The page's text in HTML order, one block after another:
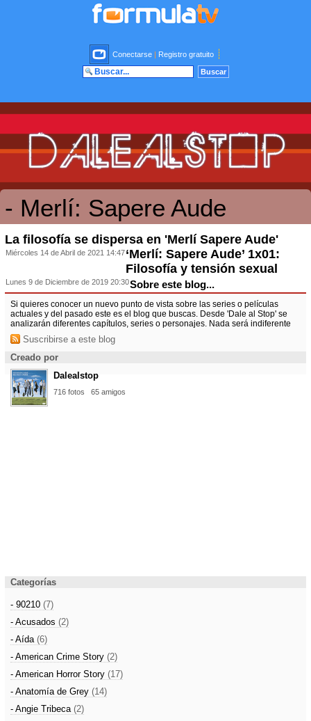
Conectarse | Registro gratuito
- Merlí: Sapere Aude
La filosofía se dispersa en 'Merlí Sapere Aude'
Miércoles 14 de Abril de 2021 14:47‘Merlí: Sapere Aude’ 1x01:
Filosofía y tensión sexual
Lunes 9 de Diciembre de 2019 20:30Sobre este blog...
Si quieres conocer un nuevo punto de vista sobre las series o películas
actuales y del pasado este es el blog que buscas. Desde 'Dale al Stop' se
analizarán diferentes capítulos, series o personajes. Nada será indiferente
Suscribirse a este blog
Creado por
Dalealstop
716 fotos 65 amigos
Categorías
- 90210 (7)
- Acusados (2)
- Aída (6)
- American Crime Story (2)
- American Horror Story (17)
- Anatomía de Grey (14)
- Angie Tribeca (2)